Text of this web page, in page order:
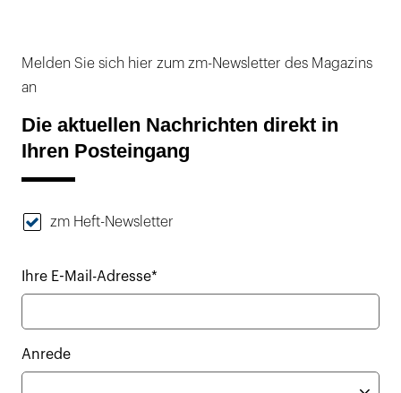
Melden Sie sich hier zum zm-Newsletter des Magazins
an
Die aktuellen Nachrichten direkt in
Ihren Posteingang
zm Heft-Newsletter
Ihre E-Mail-Adresse*
Anrede